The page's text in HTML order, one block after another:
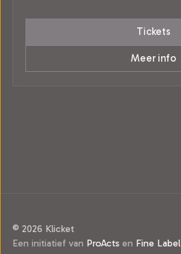
Tickets
Meer info
© 2026 Klicket
Een initiatief van ProActs en Fine Label